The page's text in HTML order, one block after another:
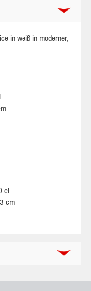
in weiß in moderner,
cl
cm